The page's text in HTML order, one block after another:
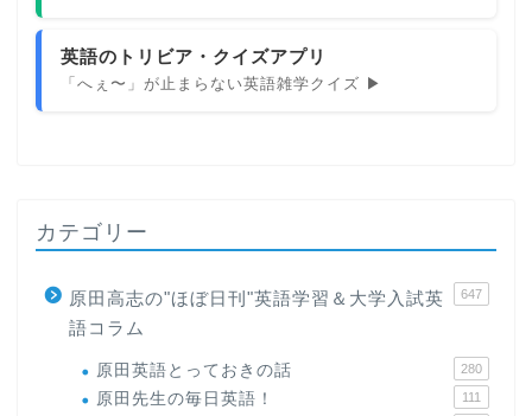
英語のトリビア・クイズアプリ
「へぇ〜」が止まらない英語雑学クイズ ▶
カテゴリー
原田高志の"ほぼ日刊"英語学習＆大学入試英
語コラム
647
原田英語とっておきの話 280
原田先生の毎日英語！ 111